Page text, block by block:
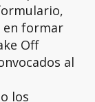
en formar
Off
al
los